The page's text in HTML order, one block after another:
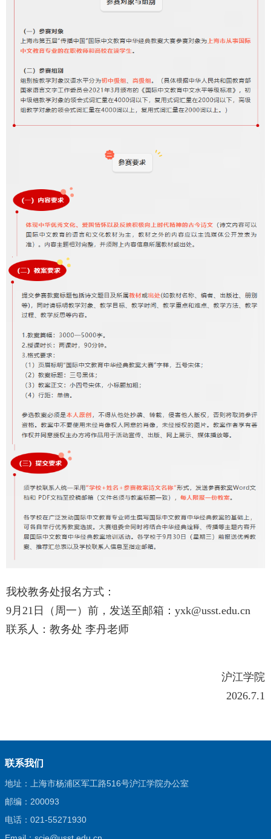
我校教务处报名方式：
9 月 21 日（周一）前，发送至邮箱： yxk@usst.edu.cn
联系人：教务处 李丹老师
沪江学院
2026.7.1
联系我们
地址：上海市杨浦区军工路516号沪江学院办公室
邮编：200093
电话：021-55271930